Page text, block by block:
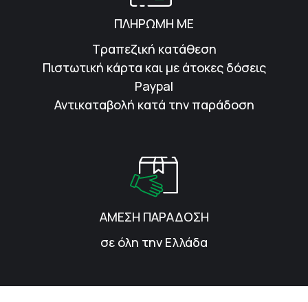
ΠΛΗΡΩΜΗ ΜΕ
Τραπεζική κατάθεση
Πιστωτική κάρτα και με άτοκες δόσεις
Paypal
Αντικαταβολή κατά την παράδοση
ΑΜΕΣΗ ΠΑΡΑΔΟΣΗ
σε όλη την Ελλάδα